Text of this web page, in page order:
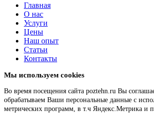
Главная
О нас
Услуги
Цены
Наш опыт
Статьи
Контакты
Мы используем cookies
Во время посещения сайта poztehn.ru Вы
обрабатываем Ваши персональные данные с
метрических программ, в т.ч Яндекс.Метрика и